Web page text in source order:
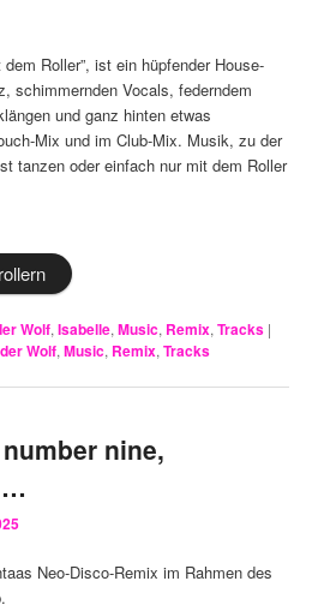
Roller”, ist ein hüpfender House-
schimmernden Vocals, federndem
und ganz hinten etwas
Mix und im Club-Mix. Musik, zu der
tanzen oder einfach nur mit dem Roller
Wolf,Isabelle,Music, Remix,Tracks |
Wolf,Music, Remix,Tracks
nine,
…
Neo-Disco-Remix im Rahmen des